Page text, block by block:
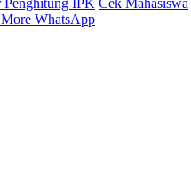
WhatsApp